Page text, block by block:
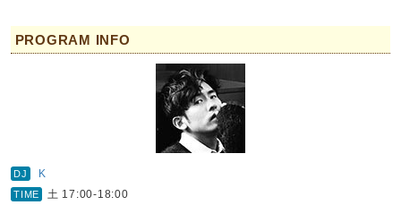
PROGRAM INFO
DJ K
TIME 土 17:00-18:00